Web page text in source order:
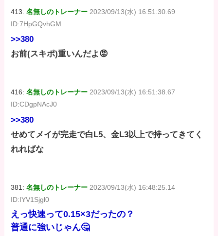
413:名無しのトレーナー 2023/09/13(水) 16:51:30.69
ID:7HpGQvhGM
>>380
お前(スキポ)重いんだよ😡
416:名無しのトレーナー 2023/09/13(水) 16:51:38.67
ID:CDgpNAcJ0
>>380
せめてメイが完走で白L5、金L3以上で持ってきてく
れればな
381:名無しのトレーナー 2023/09/13(水) 16:48:25.14
ID:IYV1Sjgl0
えっ快速って0.15×3だったの？
普通に強いじゃん🤔